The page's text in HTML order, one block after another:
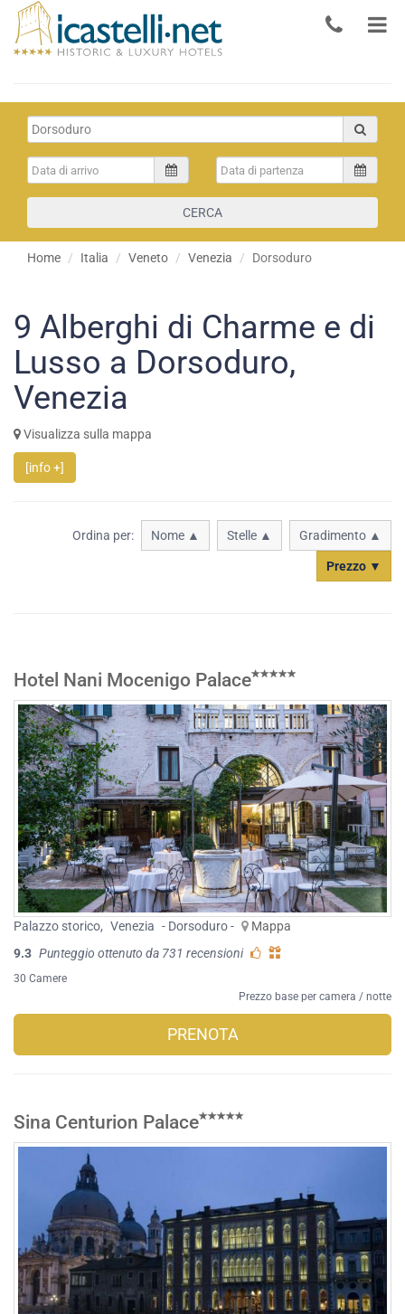
CERCA
Home Italia Veneto Venezia Dorsoduro
9 Alberghi di Charme e di
Lusso a Dorsoduro,
Venezia
Visualizza sulla mappa
[info +]
Ordina per: Nome ▲ Stelle ▲ Gradimento ▲
Prezzo ▼
Hotel Nani Mocenigo Palace
Palazzo storico, Venezia - Dorsoduro -
Mappa
9.3 Punteggio ottenuto da 731 recensioni
30 Camere
Prezzo base per camera / notte
PRENOTA
Sina Centurion Palace